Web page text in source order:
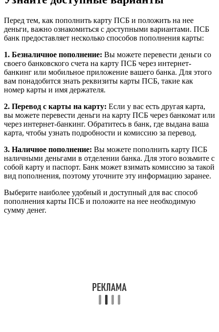
Перед тем, как пополнить карту ПСБ и положить на нее
деньги, важно ознакомиться с доступными вариантами. ПСБ
банк предоставляет несколько способов пополнения карты:
1. Безналичное пополнение: Вы можете перевести деньги со
своего банковского счета на карту ПСБ через интернет-
банкинг или мобильное приложение вашего банка. Для этого
вам понадобится знать реквизиты карты ПСБ, такие как
номер карты и имя держателя.
2. Перевод с карты на карту: Если у вас есть другая карта,
вы можете перевести деньги на карту ПСБ через банкомат или
через интернет-банкинг. Обратитесь в банк, где выдана ваша
карта, чтобы узнать подробности и комиссию за перевод.
3. Наличное пополнение: Вы можете пополнить карту ПСБ
наличными деньгами в отделении банка. Для этого возьмите с
собой карту и паспорт. Банк может взимать комиссию за такой
вид пополнения, поэтому уточните эту информацию заранее.
Выберите наиболее удобный и доступный для вас способ
пополнения карты ПСБ и положите на нее необходимую
сумму денег.